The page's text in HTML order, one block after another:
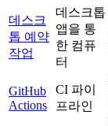
데스크
톱 예약
작업
데스크톱
앱을 통
한 컴퓨
터
GitHub
Actions
CI 파이
프라인